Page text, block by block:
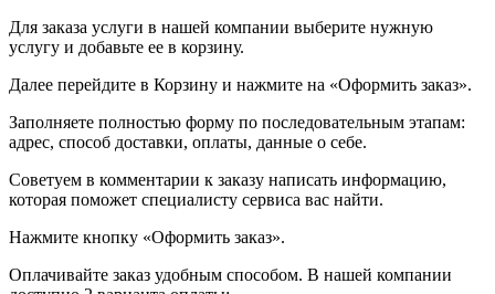
Для заказа услуги в нашей компании выберите нужную
услугу и добавьте ее в корзину.
Далее перейдите в Корзину и нажмите на «Оформить заказ».
​​​​​​​Заполняете полностью форму по последовательным этапам:
адрес, способ доставки, оплаты, данные о себе.
​​​​​​​Советуем в комментарии к заказу написать информацию,
которая поможет специалисту сервиса вас найти.
​​​​​​​Нажмите кнопку «Оформить заказ».
Оплачивайте заказ удобным способом. В нашей компании